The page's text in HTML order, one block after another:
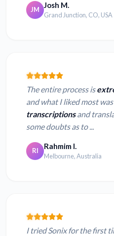
JM Josh M.
Grand Junction, CO, USA
The entire process is
and what I liked most was
transcriptionsand
some doubts as to ...
RI Rahmim I.
Melbourne, Australia
I tried Sonix for the first